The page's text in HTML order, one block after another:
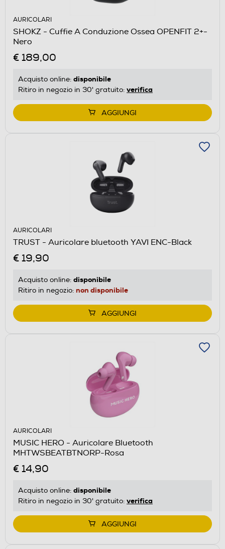
AURICOLARI
SHOKZ - Cuffie A Conduzione Ossea OPENFIT 2+-
Nero
€ 189,00
Acquisto online: disponibile
Ritiro in negozio in 30' gratuito: verifica
AGGIUNGI
AURICOLARI
TRUST - Auricolare bluetooth YAVI ENC-Black
€ 19,90
Acquisto online: disponibile
Ritiro in negozio: non disponibile
AGGIUNGI
AURICOLARI
MUSIC HERO - Auricolare Bluetooth
MHTWSBEATBTNORP-Rosa
€ 14,90
Acquisto online: disponibile
Ritiro in negozio in 30' gratuito: verifica
AGGIUNGI